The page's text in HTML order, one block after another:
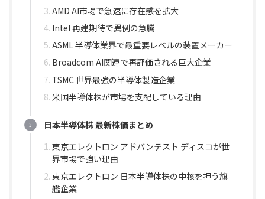
AMD AI市場で急速に存在感を拡大
Intel 再建期待で異例の急騰
ASML 半導体業界で最重要レベルの装置メーカー
Broadcom AI関連で再評価される巨大企業
TSMC 世界最強の半導体製造企業
米国半導体株が市場を支配している理由
日本半導体株 最新株価まとめ
東京エレクトロン アドバンテスト ディスコが世
界市場で強い理由
東京エレクトロン 日本半導体株の中核を担う旗
艦企業